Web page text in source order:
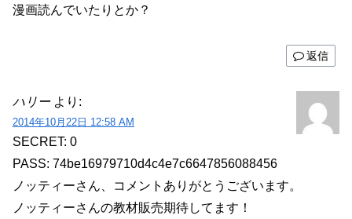
漫画読んでいたりとか？
返信
ハリー より:
2014年10月22日 12:58 AM
SECRET: 0
PASS: 74be16979710d4c4e7c6647856088456
ノッティーさん、コメントありがとうございます。
ノッティーさんの教材販売期待してます！